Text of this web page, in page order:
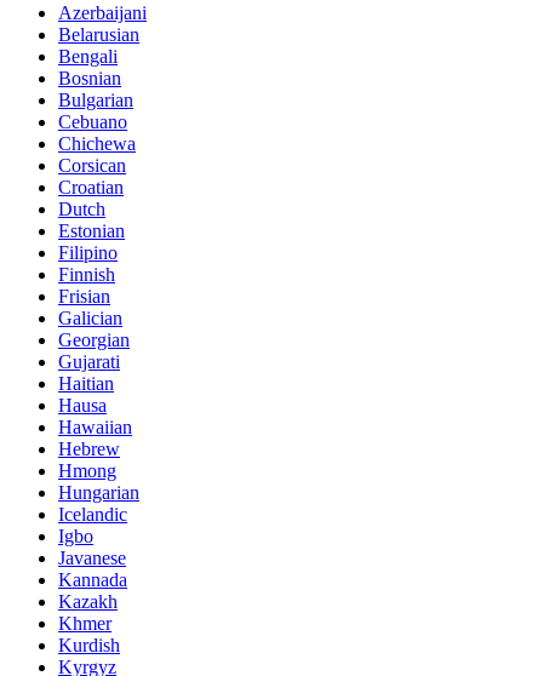
Azerbaijani
Belarusian
Bengali
Bosnian
Bulgarian
Cebuano
Chichewa
Corsican
Croatian
Dutch
Estonian
Filipino
Finnish
Frisian
Galician
Georgian
Gujarati
Haitian
Hausa
Hawaiian
Hebrew
Hmong
Hungarian
Icelandic
Igbo
Javanese
Kannada
Kazakh
Khmer
Kurdish
Kyrgyz